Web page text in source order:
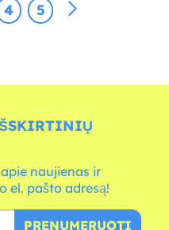
4 5
naujienas ir
el. pašto adresą!
PRENUMERUOTI